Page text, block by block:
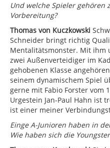
Und welche Spieler gehören
Vorbereitung?
Thomas von Kuczkowski
Schneider bringt richtig
Mentalitätsmonster. Mit ihm
zwei Außenverteidiger im
gehobenen Klasse
seinem dynamischem Spiel
gerne mit Fabio Forster vom
Urgestein Jan-Paul Hahn ist
ist einer meiner
Einge A-Junioren haben in
Wie haben sich die